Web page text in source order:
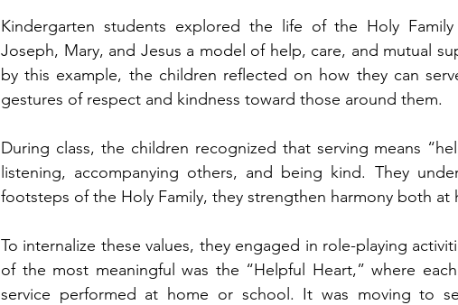
Kindergarten students explored the life of the Holy
Joseph, Mary, and Jesus a model of help, care, and mutual
by this example, the children reflected on how they can
gestures of respect and kindness toward those around them.
During class, the children recognized that serving means
listening, accompanying others, and being kind. They
footsteps of the Holy Family, they strengthen harmony both at
To internalize these values, they engaged in role-playing
of the most meaningful was the “Helpful Heart,” where
service performed at home or school. It was moving to